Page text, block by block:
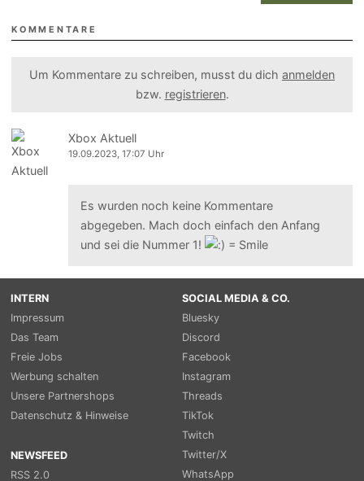
KOMMENTARE
Um Kommentare zu schreiben, musst du dich anmelden
bzw. registrieren.
Xbox Aktuell
19.09.2023, 17:07 Uhr
Es wurden noch keine Kommentare
abgegeben. Mach doch einfach den Anfang
und sei die Nummer 1!
INTERN
Impressum
Das Team
Freie Jobs
Werbung schalten
Unsere Partnershops
Datenschutz & Hinweise
NEWSFEED
RSS 2.0
SOCIAL MEDIA & CO.
Bluesky
Discord
Facebook
Instagram
Threads
TikTok
Twitch
Twitter/X
WhatsApp